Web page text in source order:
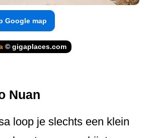
Google map
© gigaplaces.com
Nuan
loop je slechts een klein